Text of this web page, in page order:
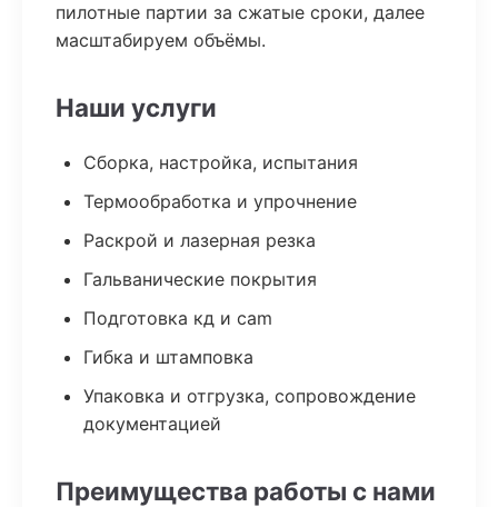
пилотные партии за сжатые сроки, далее
масштабируем объёмы.
Наши услуги
Сборка, настройка, испытания
Термообработка и упрочнение
Раскрой и лазерная резка
Гальванические покрытия
Подготовка кд и cam
Гибка и штамповка
Упаковка и отгрузка, сопровождение
документацией
Преимущества работы с нами